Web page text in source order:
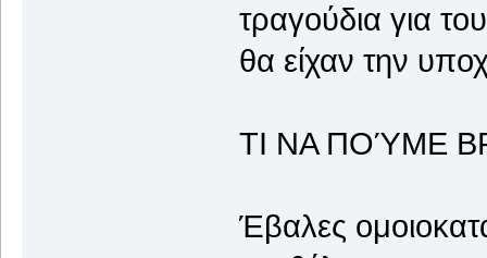
τραγούδια για
θα είχαν την
ΤΙ ΝΑ ΠΟΎΜΕ
Έβαλες